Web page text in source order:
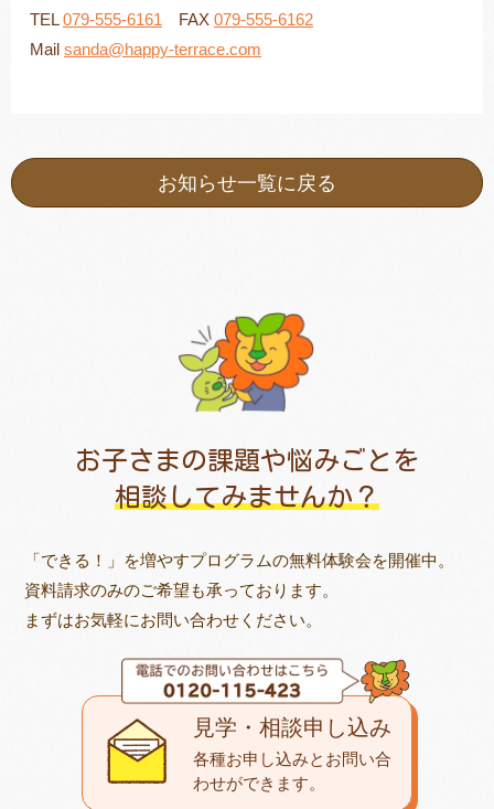
TEL079-555-6161 FAX 079-555-6162
Mail sanda@happy-terrace.com
お知らせ一覧に戻る
お子さまの課題や悩みごとを
相談してみませんか？
「できる！」を増やすプログラムの無料体験会を開催中。
資料請求のみのご希望も承っております。
まずはお気軽にお問い合わせください。
見学・相談申し込み
各種お申し込みとお問い合
わせができます。